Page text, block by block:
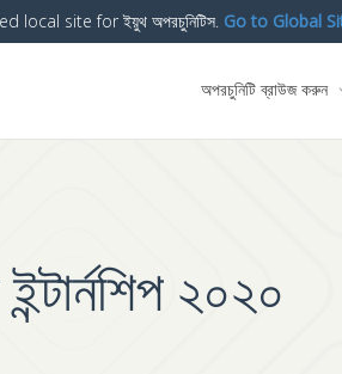
অপরচুনিটি ব্রাউজ করুন
২০২০
local site for ইয়ুথ অপরচুনিটিস. Go to Global